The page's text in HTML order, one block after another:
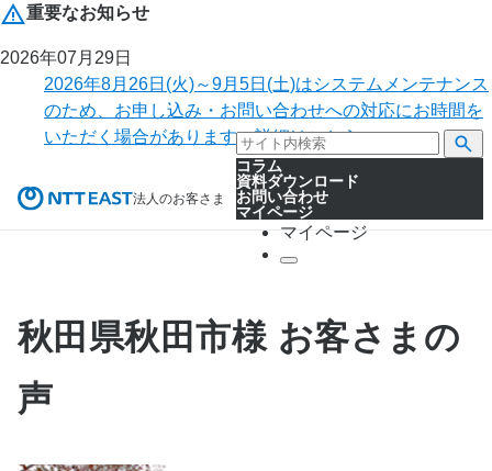
重要なお知らせ
2026年07月29日
2026年8月26日(火)～9月5日(土)はシステムメンテナンス
のため、お申し込み・お問い合わせへの対応にお時間を
いただく場合があります。詳細はこちら。
法人のお客さま
コラム
資料ダウンロード
お問い合わせ
マイページ
マイページ
秋田県秋田市様 お客さまの
声